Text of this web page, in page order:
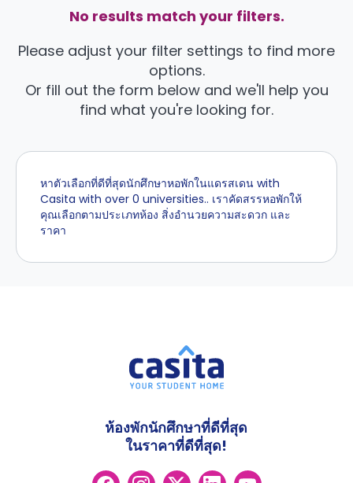
No results match your filters.
Please adjust your filter settings to find more
options.
Or fill out the form below and we'll help you
find what you're looking for.
หาตัวเลือกที่ดีที่สุดนักศึกษาหอพักในแดรสเดน with
Casita with over 0 universities.. เราคัดสรรหอพักให้
คุณเลือกตามประเภทห้อง สิ่งอำนวยความสะดวก และ
ราคา
ห้องพักนักศึกษาที่ดีที่สุด
ในราคาที่ดีที่สุด!